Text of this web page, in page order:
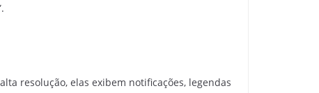
resolução, elas exibem notificações, legendas